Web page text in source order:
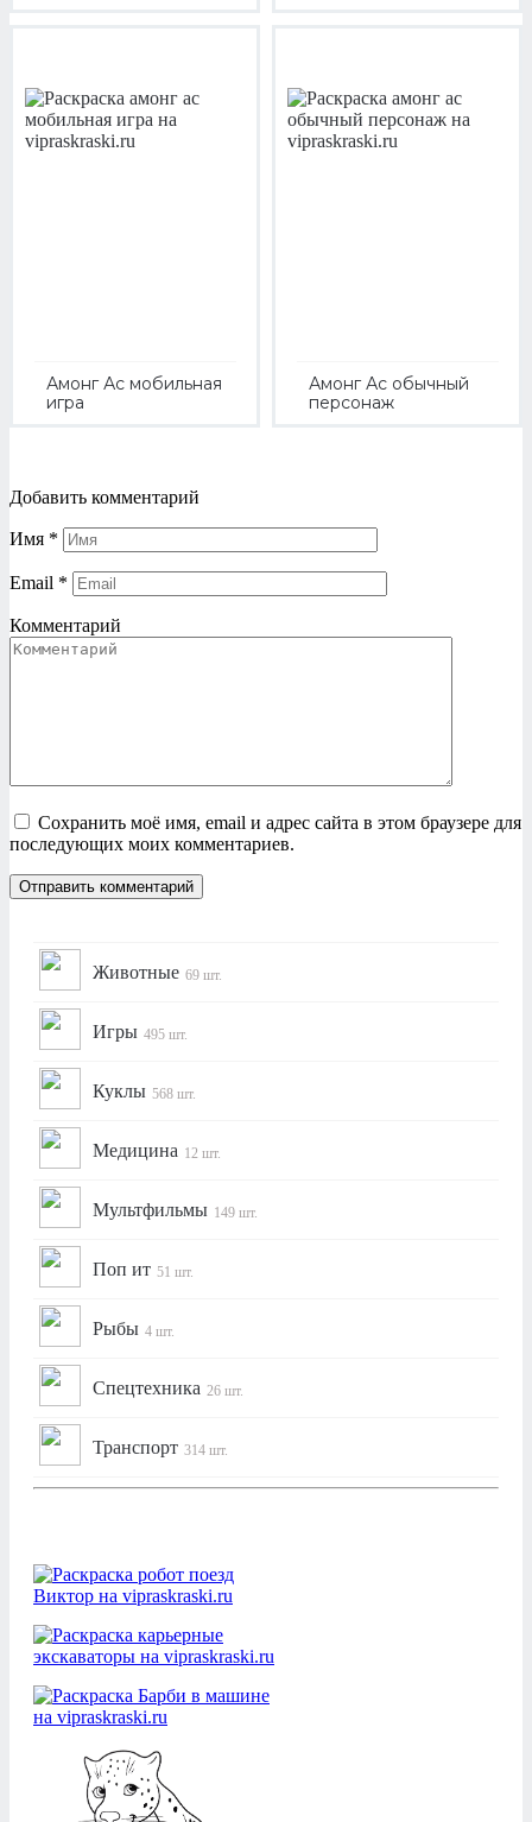
Амонг Ас мобильная
игра
Амонг Ас обычный
персонаж
Добавить комментарий
Имя *
Email *
Комментарий
Сохранить моё имя, email и адрес сайта в этом браузере для
последующих моих комментариев.
Животные 69 шт.
Игры 495 шт.
Куклы 568 шт.
Медицина 12 шт.
Мультфильмы 149 шт.
Поп ит 51 шт.
Рыбы 4 шт.
Спецтехника 26 шт.
Транспорт 314 шт.